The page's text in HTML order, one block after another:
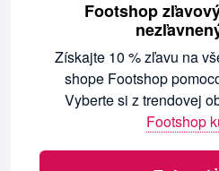
Footshop
Získajte 10 % zľavu na
shope Footshop
Vyberte si z trendovej
Footshop